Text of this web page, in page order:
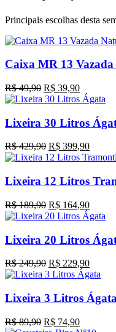
Principais escolhas desta
Caixa MR 13
R$49,90 O
preço
era:
R$ 49,90.
R$ 39,90O
preço
é:
R$
Lixeira 30 Litros
R$429,90 O
preço
era:
R$ 429,90.
R$ 399,90O
preço
é:
R$
Lixeira 12 Litros
R$189,90 O
preço
era:
R$ 189,90.
R$ 164,90O
preço
é:
R$
Lixeira 20 Litros
R$249,90 O
preço
era:
R$ 249,90.
R$ 229,90O
preço
é:
R$
Lixeira 3 Litros Ágata
R$89,90 O
R$ 74,90O